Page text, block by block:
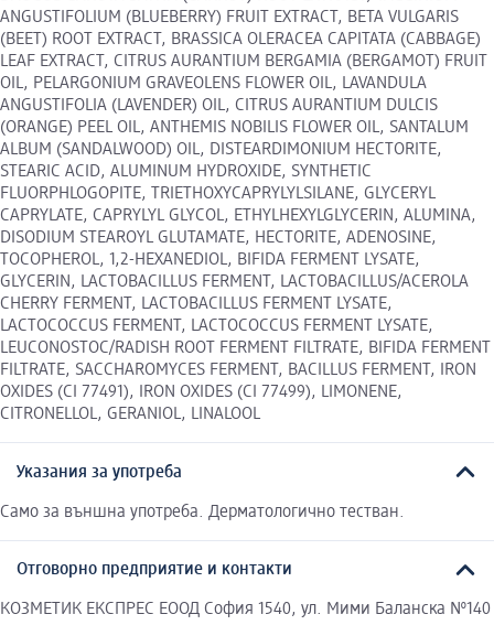
ANGUSTIFOLIUM (BLUEBERRY) FRUIT EXTRACT, BETA VULGARIS
(BEET) ROOT EXTRACT, BRASSICA OLERACEA CAPITATA (CABBAGE)
LEAF EXTRACT, CITRUS AURANTIUM BERGAMIA (BERGAMOT) FRUIT
OIL, PELARGONIUM GRAVEOLENS FLOWER OIL, LAVANDULA
ANGUSTIFOLIA (LAVENDER) OIL, CITRUS AURANTIUM DULCIS
(ORANGE) PEEL OIL, ANTHEMIS NOBILIS FLOWER OIL, SANTALUM
ALBUM (SANDALWOOD) OIL, DISTEARDIMONIUM HECTORITE,
STEARIC ACID, ALUMINUM HYDROXIDE, SYNTHETIC
FLUORPHLOGOPITE, TRIETHOXYCAPRYLYLSILANE, GLYCERYL
CAPRYLATE, CAPRYLYL GLYCOL, ETHYLHEXYLGLYCERIN, ALUMINA,
DISODIUM STEAROYL GLUTAMATE, HECTORITE, ADENOSINE,
TOCOPHEROL, 1,2-HEXANEDIOL, BIFIDA FERMENT LYSATE,
GLYCERIN, LACTOBACILLUS FERMENT, LACTOBACILLUS/ACEROLA
CHERRY FERMENT, LACTOBACILLUS FERMENT LYSATE,
LACTOCOCCUS FERMENT, LACTOCOCCUS FERMENT LYSATE,
LEUCONOSTOC/RADISH ROOT FERMENT FILTRATE, BIFIDA FERMENT
FILTRATE, SACCHAROMYCES FERMENT, BACILLUS FERMENT, IRON
OXIDES (CI 77491), IRON OXIDES (CI 77499), LIMONENE,
CITRONELLOL, GERANIOL, LINALOOL
Указания за употреба
Само за външна употреба. Дерматологично тестван.
Отговорно предприятие и контакти
КОЗМЕТИК ЕКСПРЕС ЕООД София 1540, ул. Мими Баланска №140